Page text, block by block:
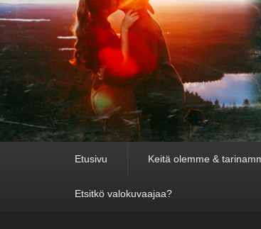
Etusivu Keitä olemme &
Etsitkö valokuvaajaa?